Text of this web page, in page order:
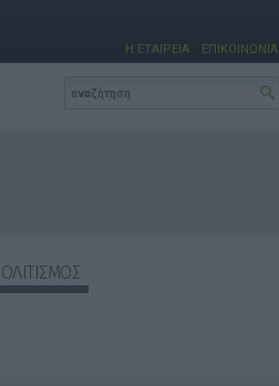
Η ΕΤΑΙΡΕΙΑ ΕΠΙΚΟΙΝΩΝΙΑ